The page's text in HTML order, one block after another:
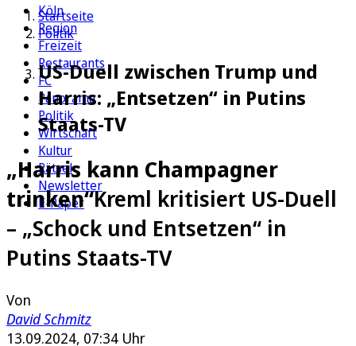
Köln
Region
Freizeit
Restaurants
FC
Panorama
Politik
Wirtschaft
Kultur
Rätsel
Newsletter
E-Paper
Startseite
Politik
US-Duell zwischen Trump und
Harris: „Entsetzen“ in Putins
Staats-TV
„Harris kann Champagner
trinken“Kreml kritisiert US-Duell
– „Schock und Entsetzen“ in
Putins Staats-TV
Von
David Schmitz
13.09.2024, 07:34 Uhr